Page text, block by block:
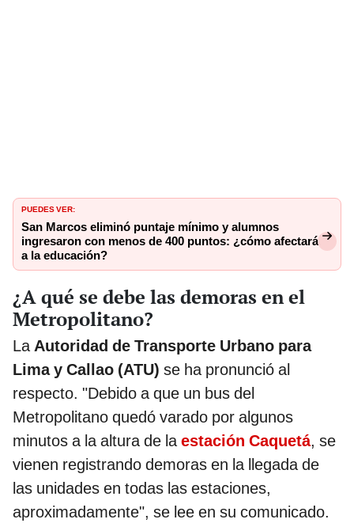
PUEDES VER:
San Marcos eliminó puntaje mínimo y alumnos
ingresaron con menos de 400 puntos: ¿cómo afectará
a la educación?
¿A qué se debe las demoras en el
Metropolitano?
LaAutoridad de Transporte Urbano para
Lima y Callao (ATU) se ha pronunció al
respecto. "Debido a que un bus del
Metropolitano quedó varado por algunos
minutos a la altura de laestación Caquetá, se
vienen registrando demoras en la llegada de
las unidades en todas las estaciones,
aproximadamente", se lee en su comunicado.